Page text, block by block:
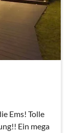
Tolle
Ein mega